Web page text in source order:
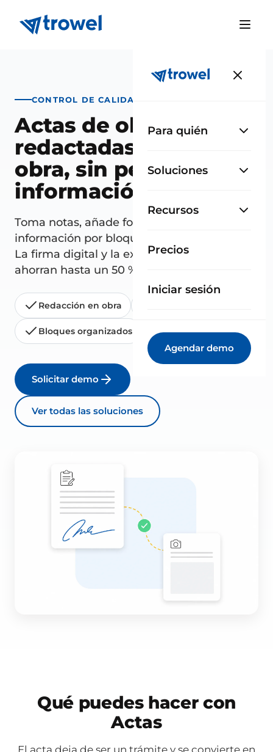
Para quién
Soluciones
Recursos
Precios
Iniciar sesión
Agendar demo
CONTROL DE CALIDAD
Actas de obra
redactadas a pie de
obra, sin perder
información
Toma notas, añade fotos y organiza la
información por bloques durante la visita.
La firma digital y la exportación a PDF te
ahorran hasta un 50 % de tiempo.
Redacción en obra
Bloques organizados Exportación PDF
Solicitar demo
Ver todas las soluciones
Qué puedes hacer con
Actas
El acta deja de ser un trámite y se convierte en